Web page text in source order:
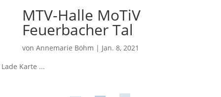
MTV-Halle MoTiV
Feuerbacher Tal
von Annemarie Böhm | Jan. 8, 2021
Lade Karte ...